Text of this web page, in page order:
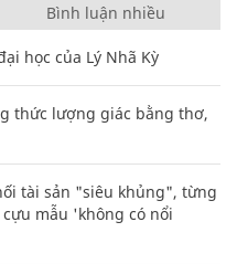
Bình luận nhiều
học của Lý Nhã Kỳ
thức lượng giác bằng thơ,
tài sản "siêu khủng", từng
mẫu 'không có nổi